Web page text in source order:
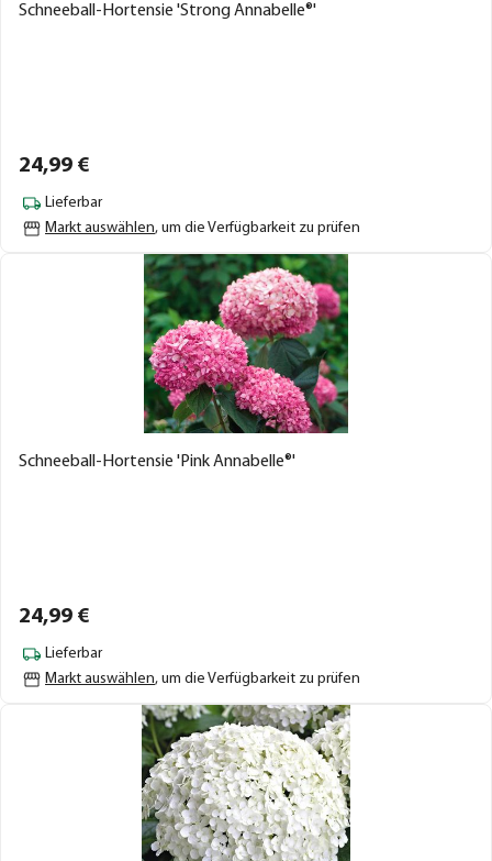
Schneeball-Hortensie 'Strong Annabelle®'
24,99 €
Lieferbar
Markt auswählen, um die Verfügbarkeit zu prüfen
Schneeball-Hortensie 'Pink Annabelle®'
24,99 €
Lieferbar
Markt auswählen, um die Verfügbarkeit zu prüfen